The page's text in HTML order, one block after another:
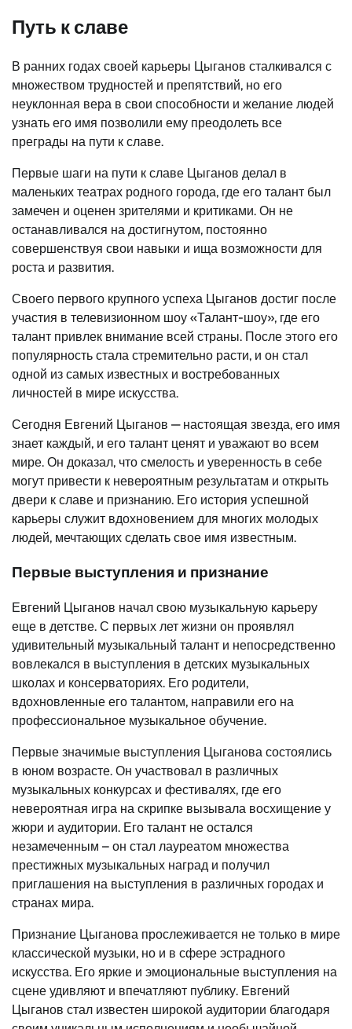
Путь к славе
В ранних годах своей карьеры Цыганов сталкивался с
множеством трудностей и препятствий, но его
неуклонная вера в свои способности и желание людей
узнать его имя позволили ему преодолеть все
преграды на пути к славе.
Первые шаги на пути к славе Цыганов делал в
маленьких театрах родного города, где его талант был
замечен и оценен зрителями и критиками. Он не
останавливался на достигнутом, постоянно
совершенствуя свои навыки и ища возможности для
роста и развития.
Своего первого крупного успеха Цыганов достиг после
участия в телевизионном шоу «Талант-шоу», где его
талант привлек внимание всей страны. После этого его
популярность стала стремительно расти, и он стал
одной из самых известных и востребованных
личностей в мире искусства.
Сегодня Евгений Цыганов — настоящая звезда, его имя
знает каждый, и его талант ценят и уважают во всем
мире. Он доказал, что смелость и уверенность в себе
могут привести к невероятным результатам и открыть
двери к славе и признанию. Его история успешной
карьеры служит вдохновением для многих молодых
людей, мечтающих сделать свое имя известным.
Первые выступления и признание
Евгений Цыганов начал свою музыкальную карьеру
еще в детстве. С первых лет жизни он проявлял
удивительный музыкальный талант и непосредственно
вовлекался в выступления в детских музыкальных
школах и консерваториях. Его родители,
вдохновленные его талантом, направили его на
профессиональное музыкальное обучение.
Первые значимые выступления Цыганова состоялись
в юном возрасте. Он участвовал в различных
музыкальных конкурсах и фестивалях, где его
невероятная игра на скрипке вызывала восхищение у
жюри и аудитории. Его талант не остался
незамеченным – он стал лауреатом множества
престижных музыкальных наград и получил
приглашения на выступления в различных городах и
странах мира.
Признание Цыганова прослеживается не только в мире
классической музыки, но и в сфере эстрадного
искусства. Его яркие и эмоциональные выступления на
сцене удивляют и впечатляют публику. Евгений
Цыганов стал известен широкой аудитории благодаря